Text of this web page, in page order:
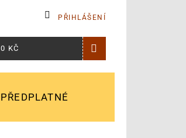
PŘIHLÁŠENÍ
0 KČ
PŘEDPLATNÉ